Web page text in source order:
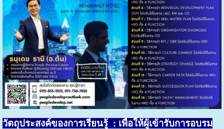
วัตถุประสงค์ของการเรียนรู้ : เพื่อให้ผู้เข้ารับการอบรม